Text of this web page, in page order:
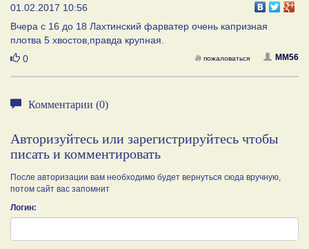
01.02.2017 10:56
Вчера с 16 до 18 Лахтинский фарватер очень капризная
плотва 5 хвостов,правда крупная.
Нравится
0 MM56
пожаловаться
Комментарии (0)
Авторизуйтесь или зарегистрируйтесь чтобы
писать и комментировать
После авторизации вам необходимо будет вернуться сюда вручную,
потом сайт вас запомнит
Логин: